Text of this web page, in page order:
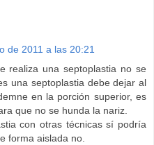
de 2011 a las 20:21
realiza una septoplastia no se
una septoplastia debe dejar al
en la porción superior, es
que no se hunda la nariz.
con otras técnicas sí podría
forma aislada no.